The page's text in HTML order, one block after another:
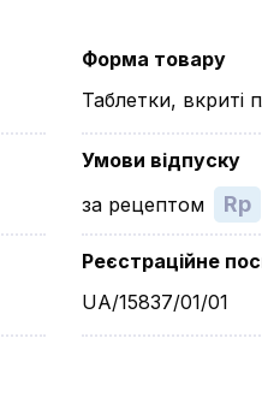
Форма товару
Таблетки, вкриті
Умови відпуску
за рецептом
Rp
Реєстраційне
UA/15837/01/01